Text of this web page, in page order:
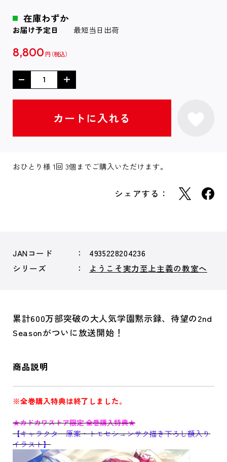
在庫わずか
お届け予定日 最短当日出荷
8,800 円
おひとり様 1回 3個までご購入いただけます。
シェアする：
JANコード
4935228204236
シリーズ
ようこそ実力至上主義の教室へ
累計600万部突破の大人気学園黙示録、待望の2nd
Seasonがついに放送開始！
商品説明
※全巻購入特典は終了しました。
★カドカワストア限定 全巻購入特典★
【キャラクター原案・トモセシュンサク描き下ろし額入り
イラスト】